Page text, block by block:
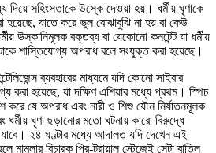
দিয়ে সহিংসতাকে উস্কে দেওয়া হয়। ধর্মীয় ঘৃণাকে
হয়েছে, যাতে করে ভুল বোঝাবুঝি না হয় বা কেউ
উস্কানিমূলক বক্তব্য বা যেকোনো কনটেন্ট যা ধর্মীয়
শাস্তিযোগ্য অপরাধ বলে সংযুক্ত করা হয়েছে।
ব্যবহারের মাধ্যমে যদি কোনো সাইবার
করা হয়েছে, যা দক্ষিণ এশিয়ার মধ্যে প্রথম। স্পিচ
করে যে অপরাধ এবং নারী ও শিশু যৌন নির্যাতনমূলক
ধর্মীয় ঘৃণা ছড়ানোর মতো ঘটনায় কারো বিরুদ্ধে
২৪ ঘণ্টার মধ্যে আদালত যদি দেখেন এই
মামলার বিচারক প্রি-ট্রায়াল স্টেজেই সেটা বাতিল